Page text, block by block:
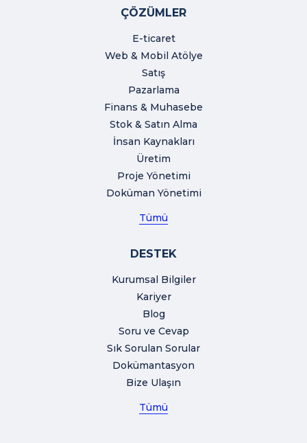
ÇÖZÜMLER
E-ticaret
Web & Mobil Atölye
Satış
Pazarlama
Finans & Muhasebe
Stok & Satın Alma
İnsan Kaynakları
Üretim
Proje Yönetimi
Doküman Yönetimi
Tümü
DESTEK
Kurumsal Bilgiler
Kariyer
Blog
Soru ve Cevap
Sık Sorulan Sorular
Dokümantasyon
Bize Ulaşın
Tümü